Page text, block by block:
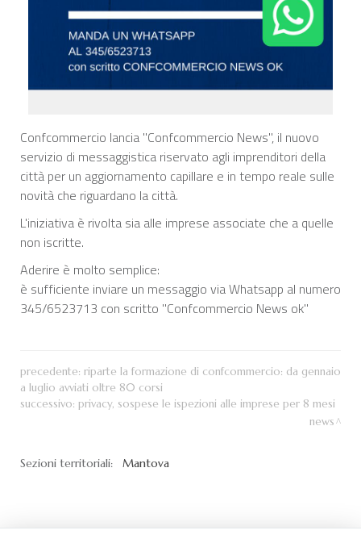
Confcommercio lancia "Confcommercio News", il nuovo
servizio di messaggistica riservato agli imprenditori della
città per un aggiornamento capillare e in tempo reale sulle
novità che riguardano la città.
L'iniziativa è rivolta sia alle imprese associate che a quelle
non iscritte.
Aderire è molto semplice:
è sufficiente inviare un messaggio via Whatsapp al numero
345/6523713 con scritto "Confcommercio News ok"
precedente: riparte la formazione di confcommercio: da gennaio
a luglio avviati oltre 80 corsi
successivo: privacy, sospese le ispezioni alle imprese per 8 mesi
news
Sezioni territoriali: Mantova